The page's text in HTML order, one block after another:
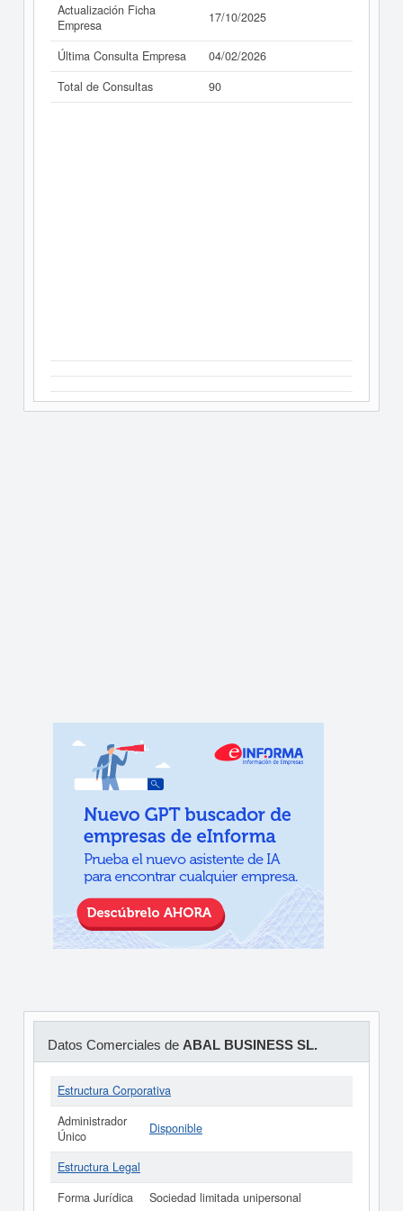
Actualización Ficha
Empresa
17/10/2025
Última Consulta Empresa
04/02/2026
Total de Consultas
90
Datos Comerciales de ABAL BUSINESS SL.
Estructura Corporativa
Administrador
Único
Disponible
Estructura Legal
Forma Jurídica
Sociedad limitada unipersonal